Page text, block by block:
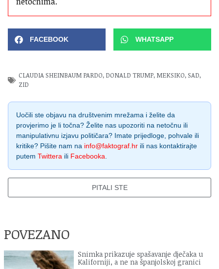
FACEBOOK WHATSAPP
CLAUDIA SHEINBAUM PARDO, DONALD TRUMP, MEKSIKO, SAD,
ZID
Uočili ste objavu na društvenim mrežama i želite da
provjerimo je li točna? Želite nas upozoriti na netočnu ili
manipulativnu izjavu političara? Imate prijedloge, pohvale ili
kritike? Pišite nam na info@faktograf.hr ili nas kontaktirajte
putem Twittera ili Facebooka.
PITALI STE
POVEZANO
Snimka prikazuje spašavanje dječaka u
Kaliforniji, a ne na španjolskoj granici